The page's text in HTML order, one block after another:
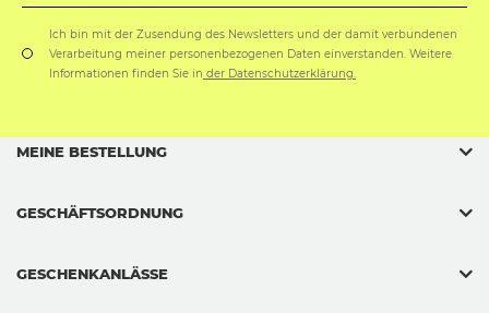
Ich bin mit der Zusendung des Newsletters und der damit verbundenen
Verarbeitung meiner personenbezogenen Daten einverstanden. Weitere
Informationen finden Sie in der Datenschutzerklärung.
MEINE BESTELLUNG
GESCHÄFTSORDNUNG
GESCHENKANLÄSSE